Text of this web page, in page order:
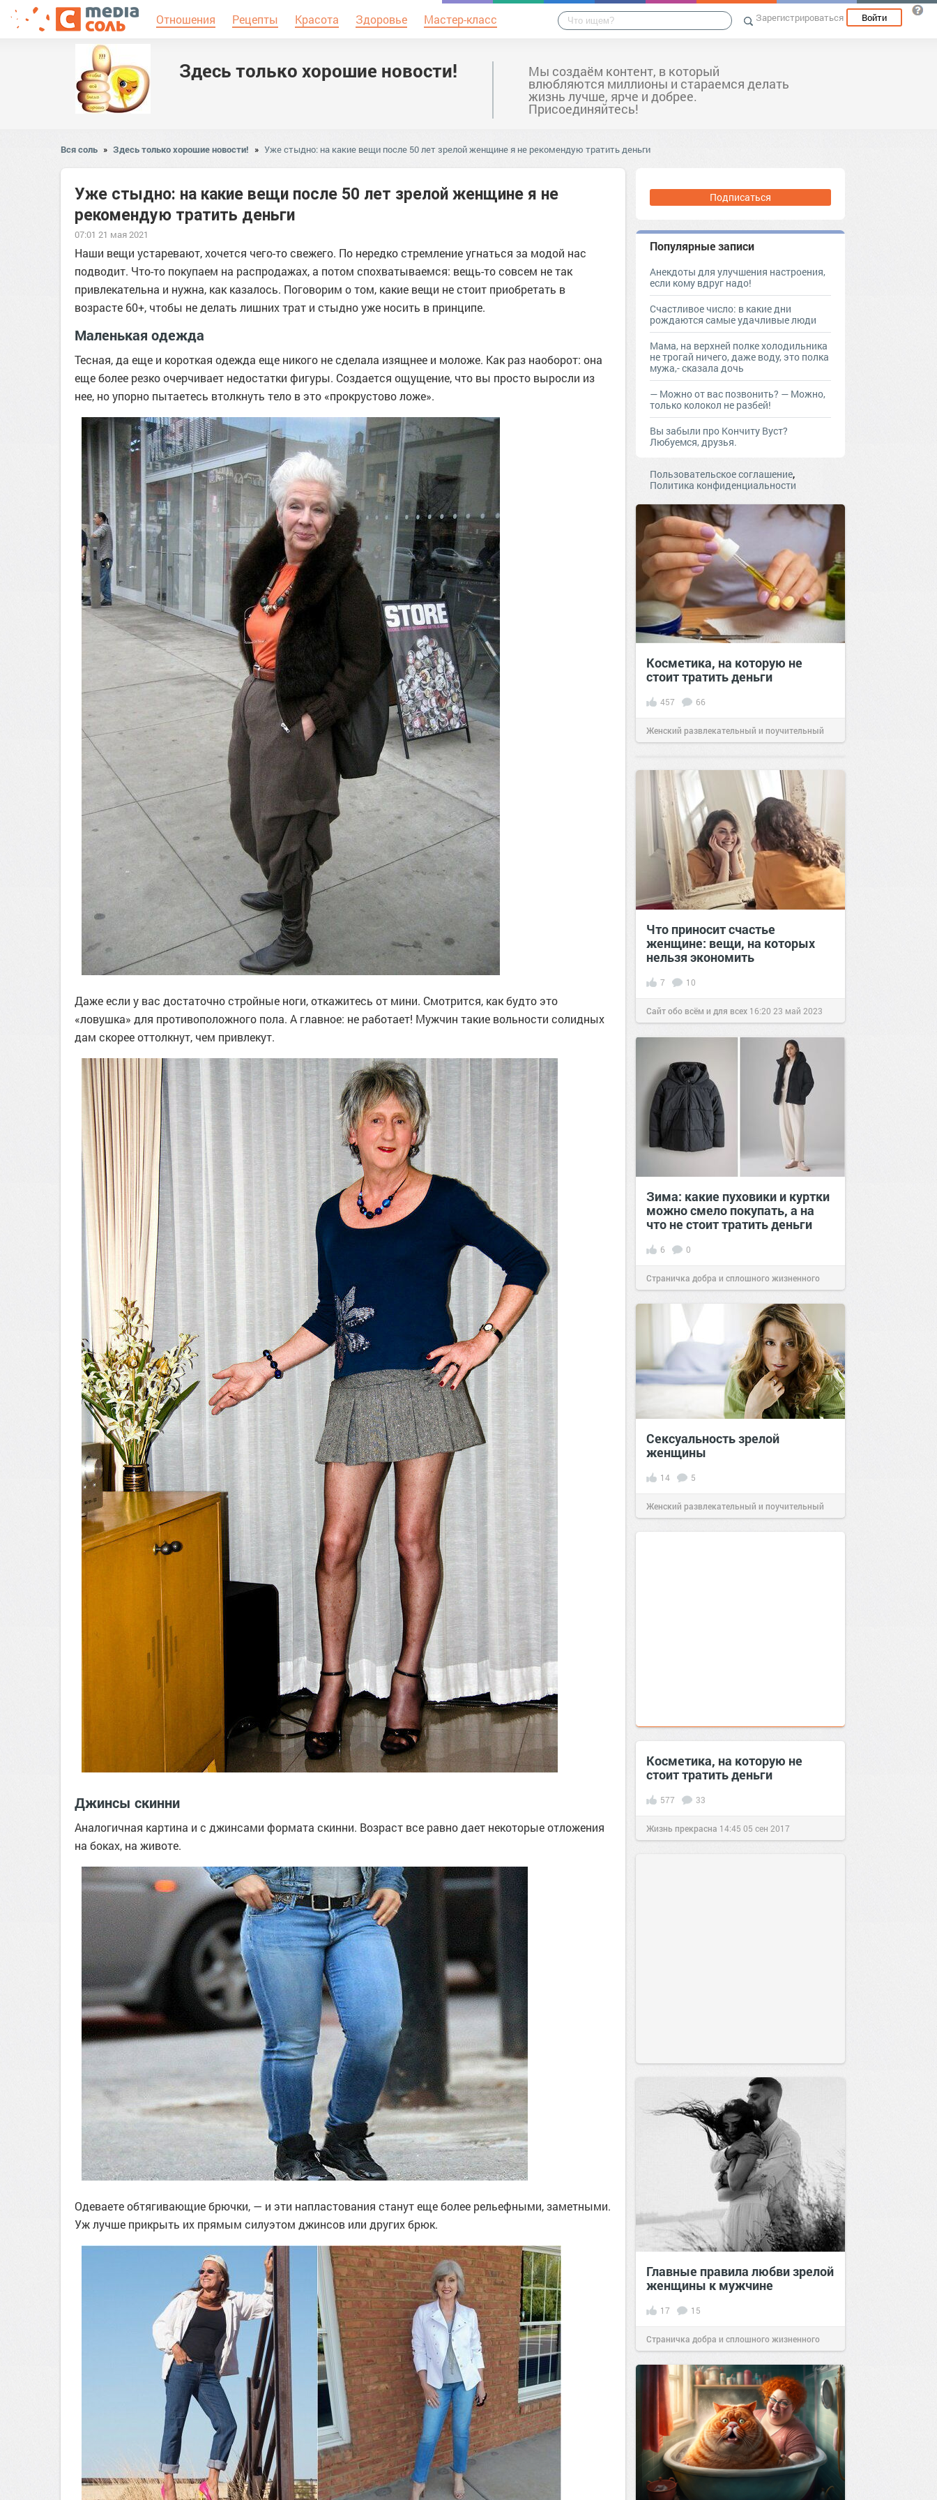
Отношения Рецепты Красота Здоровье Мастер-класс Зарегистрироваться Войти
Здесь только хорошие новости! Мы создаём контент, в который
влюбляются миллионы и стараемся делать
жизнь лучше, ярче и добрее.
Присоединяйтесь!
Вся соль » Здесь только хорошие новости! » Уже стыдно: на какие вещи после 50 лет зрелой женщине я не рекомендую тратить деньги
Уже стыдно: на какие вещи после 50 лет зрелой женщине я не
рекомендую тратить деньги
07:01 21 мая 2021
Наши вещи устаревают, хочется чего-то свежего. По нередко стремление угнаться за модой нас
подводит. Что-то покупаем на распродажах, а потом спохватываемся: вещь-то совсем не так
привлекательна и нужна, как казалось. Поговорим о том, какие вещи не стоит приобретать в
возрасте 60+, чтобы не делать лишних трат и стыдно уже носить в принципе.
Маленькая одежда
Тесная, да еще и короткая одежда еще никого не сделала изящнее и моложе. Как раз наоборот: она
еще более резко очерчивает недостатки фигуры. Создается ощущение, что вы просто выросли из
нее, но упорно пытаетесь втолкнуть тело в это «прокрустово ложе».
Даже если у вас достаточно стройные ноги, откажитесь от мини. Смотрится, как будто это
«ловушка» для противоположного пола. А главное: не работает! Мужчин такие вольности солидных
дам скорее оттолкнут, чем привлекут.
Джинсы скинни
Аналогичная картина и с джинсами формата скинни. Возраст все равно дает некоторые отложения
на боках, на животе.
Одеваете обтягивающие брючки, — и эти напластования станут еще более рельефными, заметными.
Уж лучше прикрыть их прямым силуэтом джинсов или других брюк.
Подписаться
Популярные записи
Анекдоты для улучшения настроения,
если кому вдруг надо!
Счастливое число: в какие дни
рождаются самые удачливые люди
Мама, на верхней полке холодильника
не трогай ничего, даже воду, это полка
мужа,- сказала дочь
— Moжнo oт вac пoзвoнить? — Moжнo,
тoлькo кoлoкoл нe рaзбeй!
Вы забыли про Кончиту Вуст?
Любуемся, друзья.
Пользовательское соглашение,
Политика конфиденциальности
Косметика, на которую не
стоит тратить деньги
457 66
Женский развлекательный и поучительный
Что приносит счастье
женщине: вещи, на которых
нельзя экономить
7 10
Сайт обо всём и для всех 16:20 23 май 2023
Зима: какие пуховики и куртки
можно смело покупать, а на
что не стоит тратить деньги
6 0
Страничка добра и сплошного жизненного
позитива! 11:01 19 дек 2025
Сексуальность зрелой
женщины
14 5
Женский развлекательный и поучительный
сайт.21:5709 ноя 2022
Косметика, на которую не
стоит тратить деньги
577 33
Жизнь прекрасна 14:45 05 сен 2017
Главные правила любви зрелой
женщины к мужчине
17 15
Страничка добра и сплошного жизненного
позитива!12:4401 апр 2024